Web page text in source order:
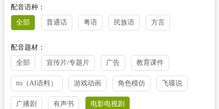
配音语种：
全部 普通话 粤语 民族语 方言
配音题材：
全部 宣传片/专题片 广告 教育课件
tts（AI语料） 游戏动画 角色模仿 飞碟说
广播剧 有声书 电影电视剧